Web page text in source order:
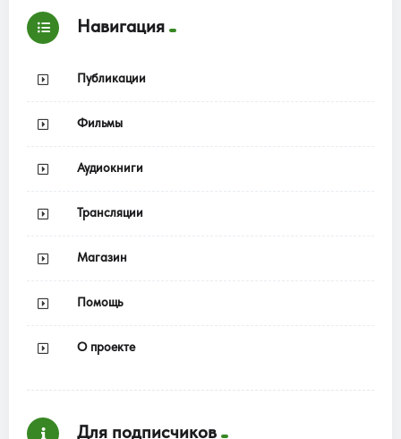
Навигация
Публикации
Фильмы
Аудиокниги
Трансляции
Магазин
Помощь
О проекте
Для подписчиков